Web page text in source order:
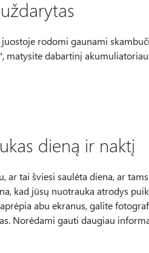
rodomi gaunami
matysite dabartinį
dieną ir naktį
tai šviesi saulėta diena, ar
kad jūsų nuotrauka atrodys
abu ekranus, galite
Norėdami gauti daugiau